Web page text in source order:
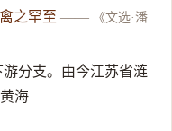
之罕至 ——
《文选·潘
分支。由今江苏省涟
海